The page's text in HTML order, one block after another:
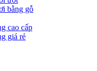
bằng gỗ
cao cấp
giá rẻ